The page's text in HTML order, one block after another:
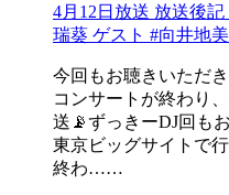
4月12日放送 放送後
瑞葵 ゲスト #向井地
今回もお聴きいただ
コンサートが終わり
送📡ずっきーDJ回も
東京ビッグサイトで
終わ……